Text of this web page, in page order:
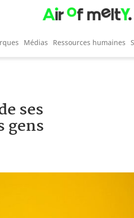
Médias Ressources humaines
ses
gens